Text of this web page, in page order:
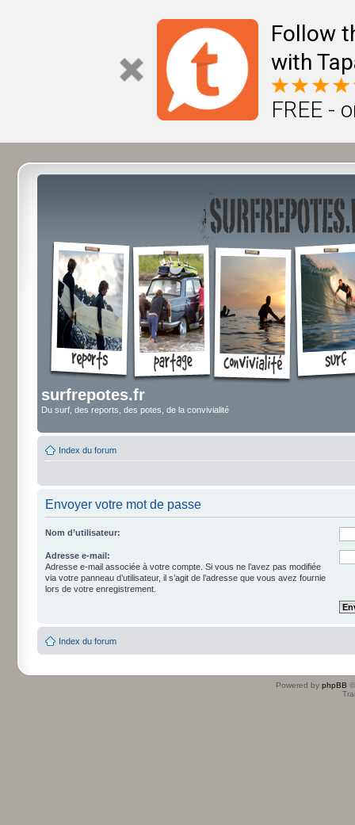
Follow
with
FREE -
surfrepotes.fr
Du surf, des reports, des potes, de la convivialité
Index du forum
Envoyer votre mot de passe
Nom d’utilisateur:
Adresse e-mail:
Adresse e-mail associée à votre compte. Si vous ne l’avez pas modifiée
via votre panneau d’utilisateur, il s’agit de l’adresse que vous avez fournie
lors de votre enregistrement.
Index du forum
Powered by phpBB